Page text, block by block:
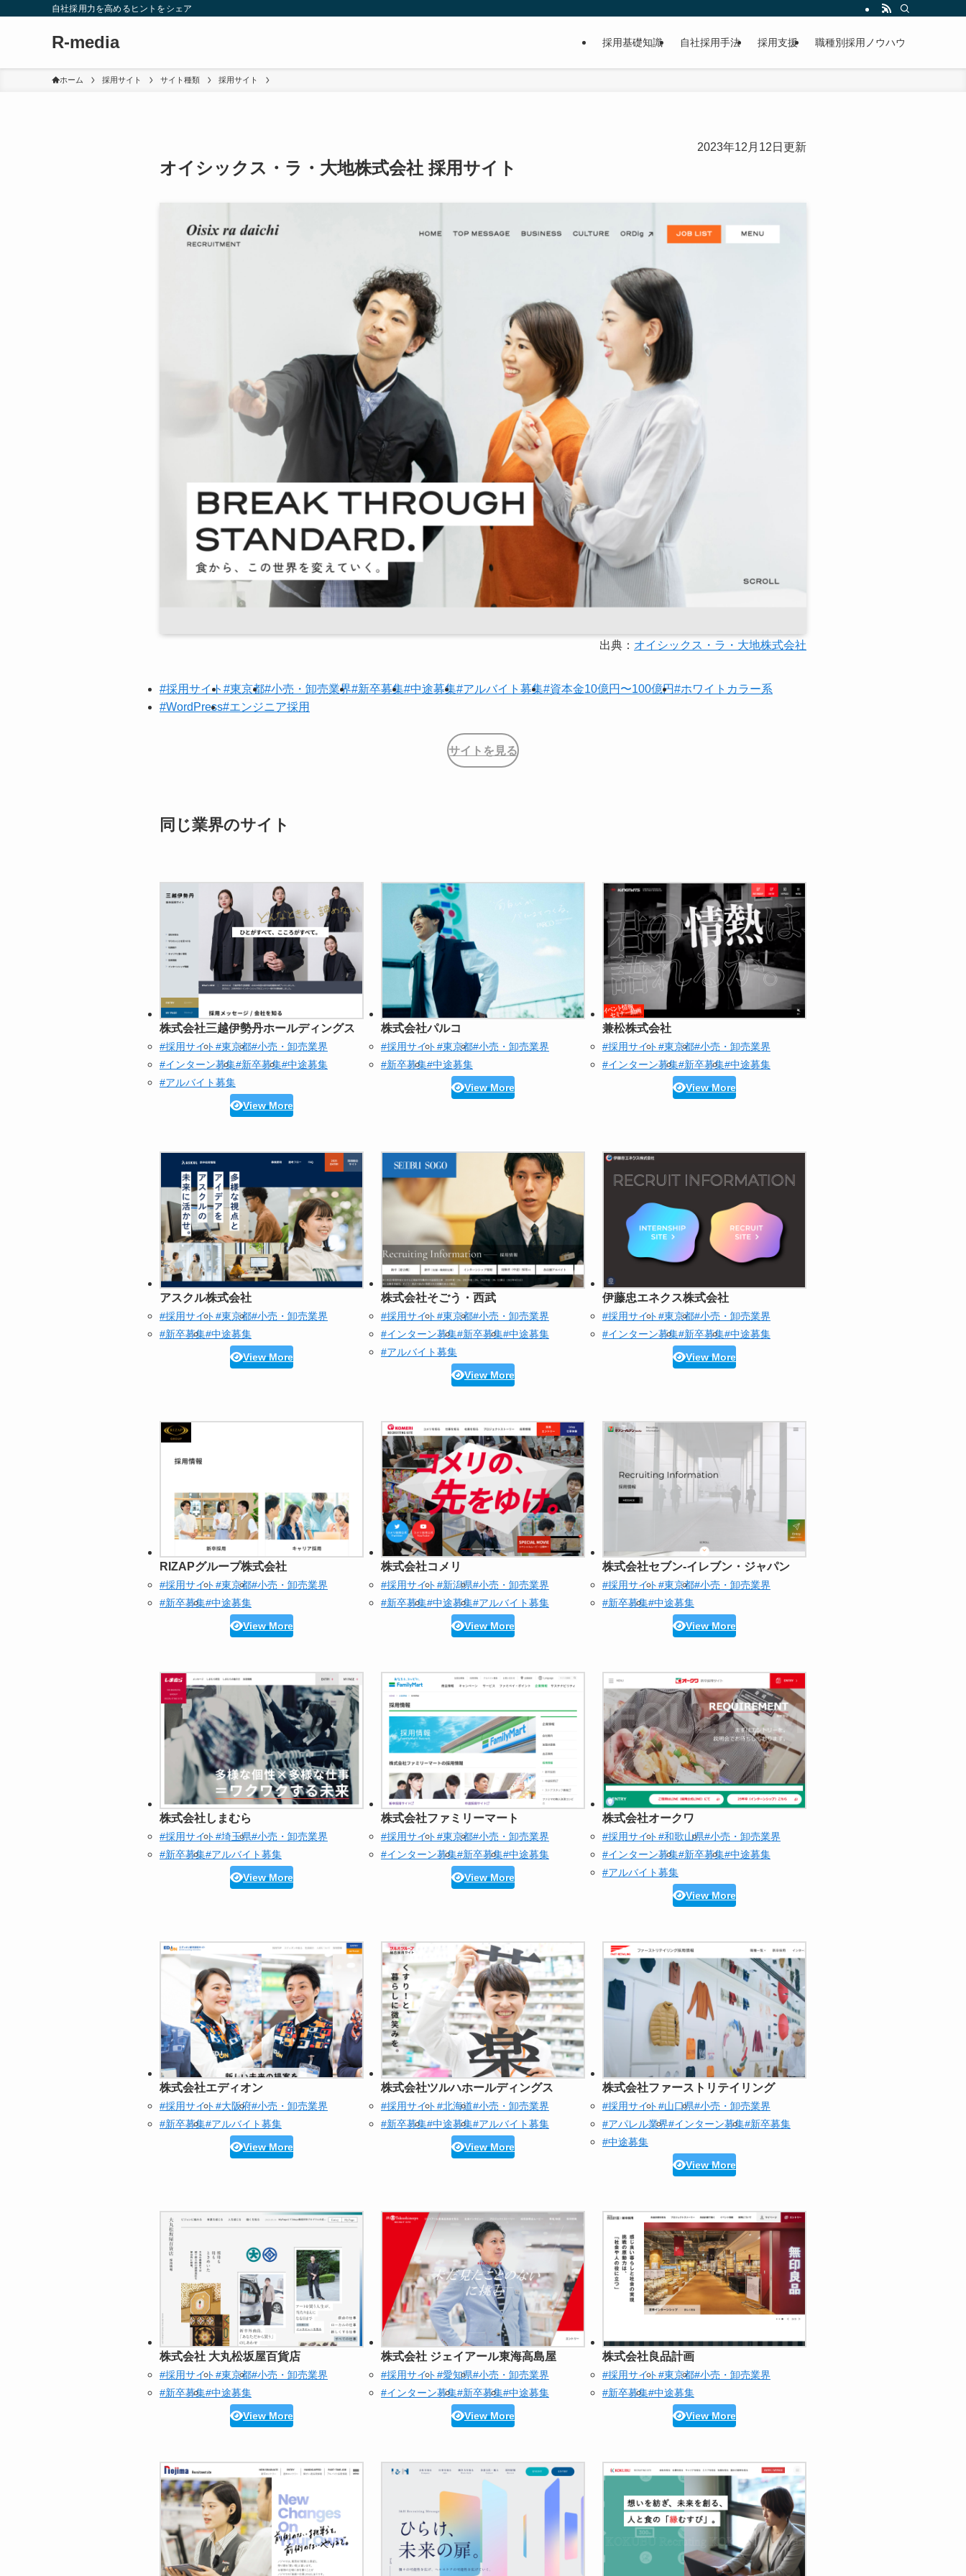
自社採用力を高めるヒントをシェア
R-media 採用基礎知識 自社採用手法 採用支援 職種別採用ノウハウ
ホーム 採用サイト サイト種類 採用サイト
2023年12月12日更新
オイシックス・ラ・大地株式会社 採用サイト
出典： オイシックス・ラ・大地株式会社
#採用サイト #東京都#小売・卸売業界#新卒募集#中途募集#アルバイト募集#資本金10億円〜100億円#ホワイトカラー系
#WordPress#エンジニア採用
サイトを見る
同じ業界のサイト
株式会社三越伊勢丹ホールディングス
#採用サイト#東京都#小売・卸売業界
#インターン募集#新卒募集#中途募集
#アルバイト募集
View More
株式会社パルコ
#採用サイト#東京都#小売・卸売業界
#新卒募集#中途募集
View More
兼松株式会社
#採用サイト#東京都#小売・卸売業界
#インターン募集#新卒募集#中途募集
View More
アスクル株式会社
#採用サイト#東京都#小売・卸売業界
#新卒募集#中途募集
View More
株式会社そごう・西武
#採用サイト#東京都#小売・卸売業界
#インターン募集#新卒募集#中途募集
#アルバイト募集
View More
伊藤忠エネクス株式会社
#採用サイト#東京都#小売・卸売業界
#インターン募集#新卒募集#中途募集
View More
RIZAPグループ株式会社
#採用サイト#東京都#小売・卸売業界
#新卒募集#中途募集
View More
株式会社コメリ
#採用サイト#新潟県#小売・卸売業界
#新卒募集#中途募集#アルバイト募集
View More
株式会社セブン‐イレブン・ジャパン
#採用サイト#東京都#小売・卸売業界
#新卒募集#中途募集
View More
株式会社しまむら
#採用サイト#埼玉県#小売・卸売業界
#新卒募集#アルバイト募集
View More
株式会社ファミリーマート
#採用サイト#東京都#小売・卸売業界
#インターン募集#新卒募集#中途募集
View More
株式会社オークワ
#採用サイト#和歌山県#小売・卸売業界
#インターン募集#新卒募集#中途募集
#アルバイト募集
View More
株式会社エディオン
#採用サイト#大阪府#小売・卸売業界
#新卒募集#アルバイト募集
View More
株式会社ツルハホールディングス
#採用サイト#北海道#小売・卸売業界
#新卒募集#中途募集#アルバイト募集
View More
株式会社ファーストリテイリング
#採用サイト#山口県#小売・卸売業界
#アパレル業界#インターン募集#新卒募集
#中途募集
View More
株式会社 大丸松坂屋百貨店
#採用サイト#東京都#小売・卸売業界
#新卒募集#中途募集
View More
株式会社 ジェイアール東海高島屋
#採用サイト#愛知県#小売・卸売業界
#インターン募集#新卒募集#中途募集
View More
株式会社良品計画
#採用サイト#東京都#小売・卸売業界
#新卒募集#中途募集
View More